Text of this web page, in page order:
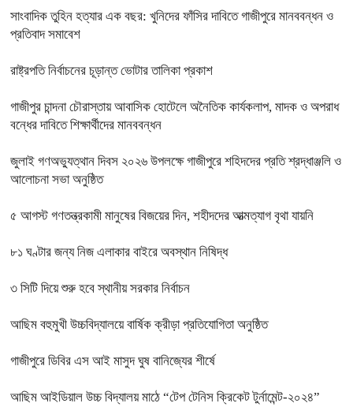
সাংবাদিক তুহিন হত্যার এক বছর: খুনিদের ফাঁসির দাবিতে গাজীপুরে মানববন্ধন ও
প্রতিবাদ সমাবেশ
রাষ্ট্রপতি নির্বাচনের চূড়ান্ত ভোটার তালিকা প্রকাশ
গাজীপুর চান্দনা চৌরাস্তায় আবাসিক হোটেলে অনৈতিক কার্যকলাপ, মাদক ও অপরাধ
বন্ধের দাবিতে শিক্ষার্থীদের মানববন্ধন
জুলাই গণঅভ্যুত্থান দিবস ২০২৬ উপলক্ষে গাজীপুরে শহিদদের প্রতি শ্রদ্ধাঞ্জলি ও
আলোচনা সভা অনুষ্ঠিত
৫ আগস্ট গণতন্ত্রকামী মানুষের বিজয়ের দিন, শহীদদের আত্মত্যাগ বৃথা যায়নি
৮১ ঘণ্টার জন্য নিজ এলাকার বাইরে অবস্থান নিষিদ্ধ
৩ সিটি দিয়ে শুরু হবে স্থানীয় সরকার নির্বাচন
আছিম বহুমুখী উচ্চবিদ্যালয়ে বার্ষিক ক্রীড়া প্রতিযোগিতা অনুষ্ঠিত
গাজীপুরে ডিবির এস আই মাসুদ ঘুষ বানিজ্যের শীর্ষে
আছিম আইডিয়াল উচ্চ বিদ্যালয় মাঠে “টেপ টেনিস ক্রিকেট টুর্নামেন্ট-২০২৪”